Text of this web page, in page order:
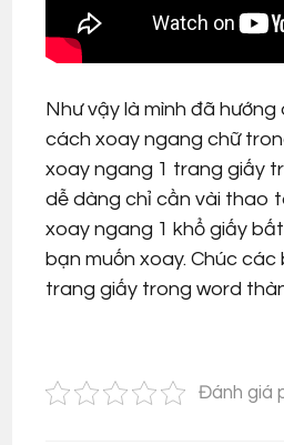
Như vậy là mình đã
cách xoay ngang chữ
xoay ngang 1 trang giấy
dễ dàng chỉ cần vài thao
xoay ngang 1 khổ giấy
bạn muốn xoay. Chúc
trang giấy trong word
Đánh giá